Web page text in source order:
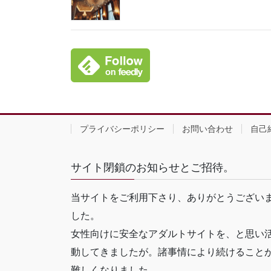
プライバシーポリシー お問い合わせ 自己
サイト閉鎖のお知らせとご招待。
当サイトをご利用下さり、ありがとうございま
した。
女性向けに安全なアダルトサイトを、と思い
動してきましたが。諸事情により続けること